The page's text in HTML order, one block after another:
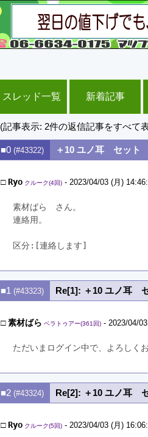
スレッド一覧 新着記事
(記事表示: 2件の返信記事をすべて
■0 (#43322) ＋10 ユノ耳 セット
□Ryo クルーク(4回) - 2023/04/03 (月)
素材ばら　さん。
連絡用。
区分:[連絡します]
■1 (#43323) Re[1]: ＋10 ユノ耳
□素材ばら ベラトゥアー(361回) - 2023/04/
ただいまログイン中で、よろしく
■2 (#43324) Re[2]: ＋10 ユノ耳
□Ryo クルーク(5回) - 2023/04/03 (月)